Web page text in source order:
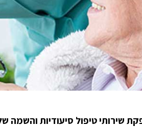
שירותי טיפול סיעודיות והשמה